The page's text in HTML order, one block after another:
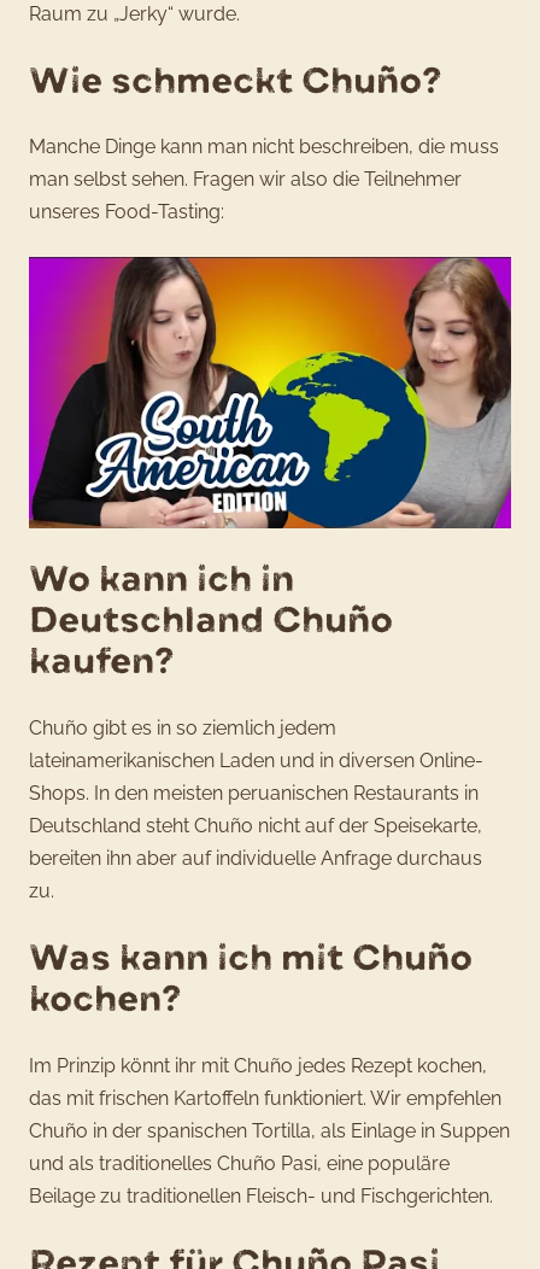
Raum zu „Jerky“ wurde.
Wie schmeckt Chuño?
Manche Dinge kann man nicht beschreiben, die muss
man selbst sehen. Fragen wir also die Teilnehmer
unseres Food-Tasting:
Wo kann ich in
Deutschland Chuño
kaufen?
Chuño gibt es in so ziemlich jedem
lateinamerikanischen Laden und in diversen Online-
Shops. In den meisten peruanischen Restaurants in
Deutschland steht Chuño nicht auf der Speisekarte,
bereiten ihn aber auf individuelle Anfrage durchaus
zu.
Was kann ich mit Chuño
kochen?
Im Prinzip könnt ihr mit Chuño jedes Rezept kochen,
das mit frischen Kartoffeln funktioniert. Wir empfehlen
Chuño in der spanischen Tortilla, als Einlage in Suppen
und als traditionelles Chuño Pasi, eine populäre
Beilage zu traditionellen Fleisch- und Fischgerichten.